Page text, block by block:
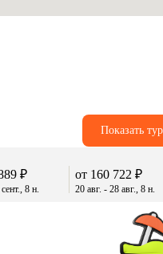
Показать
₽
8 н.
от 160 722 ₽
20 авг. - 28 авг., 8 н.